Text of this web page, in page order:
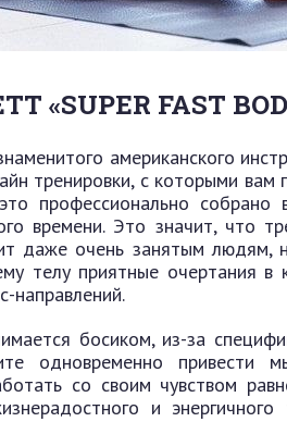
«SUPER FAST
американского
тренировки, с которыми вам
профессионально
времени. Это значит, что
даже очень занятым людям,
телу приятные очертания в
направлений.
босиком, из-за
одновременно привести
со своим чувством
и